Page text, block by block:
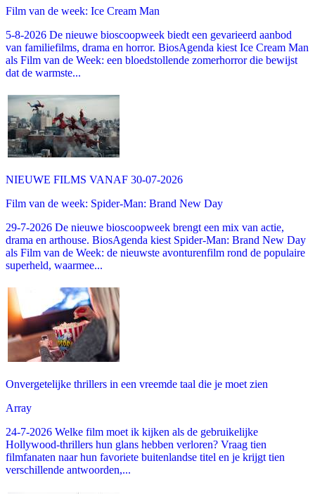
Film van de week: Ice Cream Man
5-8-2026 De nieuwe bioscoopweek biedt een gevarieerd aanbod
van familiefilms, drama en horror. BiosAgenda kiest Ice Cream Man
als Film van de Week: een bloedstollende zomerhorror die bewijst
dat de warmste...
NIEUWE FILMS VANAF 30-07-2026
Film van de week: Spider-Man: Brand New Day
29-7-2026 De nieuwe bioscoopweek brengt een mix van actie,
drama en arthouse. BiosAgenda kiest Spider-Man: Brand New Day
als Film van de Week: de nieuwste avonturenfilm rond de populaire
superheld, waarmee...
Onvergetelijke thrillers in een vreemde taal die je moet zien
Array
24-7-2026 Welke film moet ik kijken als de gebruikelijke
Hollywood-thrillers hun glans hebben verloren? Vraag tien
filmfanaten naar hun favoriete buitenlandse titel en je krijgt tien
verschillende antwoorden,...